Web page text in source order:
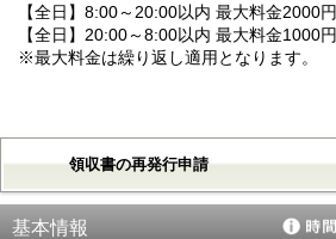
【全日】8:00～20:00以内 最大料金2000円
【全日】20:00～8:00以内 最大料金1000円
※最大料金は繰り返し適用となります。
領収書の再発行申請
基本情報